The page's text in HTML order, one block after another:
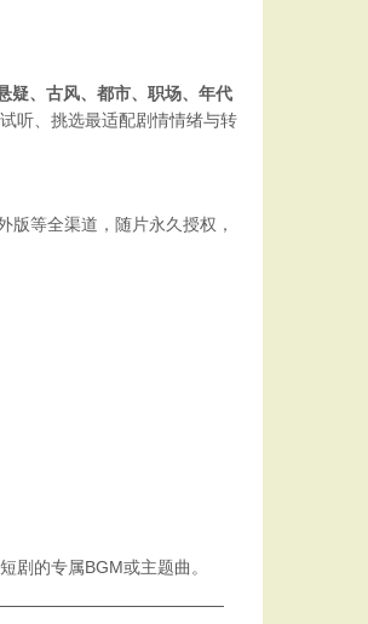
疑、古风、都市、职场、年代
听、挑选最适配剧情情绪与转
版等全渠道，随片永久授权，
剧的专属BGM或主题曲。